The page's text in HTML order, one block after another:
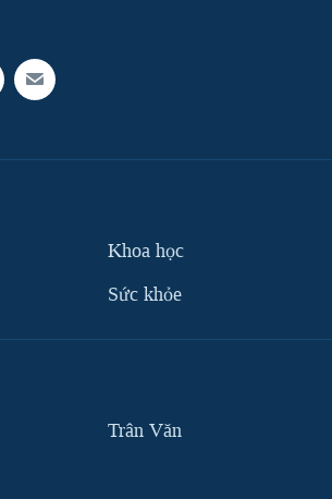
Khoa học
Sức khỏe
Trân Văn